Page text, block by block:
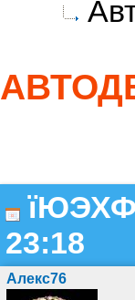
23:18
Алекс76